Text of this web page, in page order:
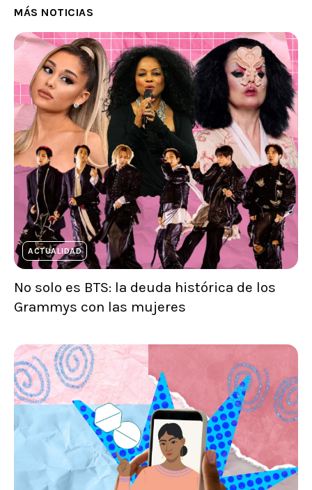
MÁS NOTICIAS
ACTUALIDAD
No solo es BTS: la deuda histórica de los
Grammys con las mujeres